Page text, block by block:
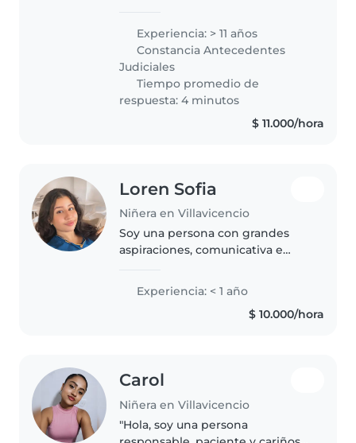
me a permitido para crear un
ambiente seguro y estimulante..
Experiencia: > 11 años
Constancia Antecedentes
Judiciales
Tiempo promedio de
respuesta: 4 minutos
$ 11.000/hora
Loren Sofia
Niñera en Villavicencio
Soy una persona con grandes
aspiraciones, comunicativa e
diferentes actividades y me
encantaría aprender más sobre
Experiencia: < 1 año
$ 10.000/hora
Carol
Niñera en Villavicencio
"Hola, soy una persona